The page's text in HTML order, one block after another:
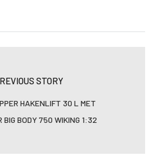
STORY
HAKENLIFT 30 L MET
BIG BODY 750 WIKING 1:32